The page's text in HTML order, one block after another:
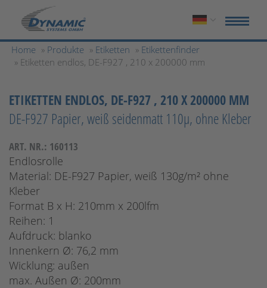
Home » Produkte » Etiketten » Etikettenfinder
» Etiketten endlos, DE-F927 , 210 x 200000 mm
ETIKETTEN ENDLOS, DE-F927 , 210 X 200000 MM
DE-F927 Papier, weiß seidenmatt 110µ, ohne Kleber
ART. NR.: 160113
Endlosrolle
Material: DE-F927 Papier, weiß 130g/m² ohne
Kleber
Format B x H: 210mm x 200lfm
Reihen: 1
Aufdruck: blanko
Innenkern Ø: 76,2 mm
Wicklung: außen
max. Außen Ø: 200mm